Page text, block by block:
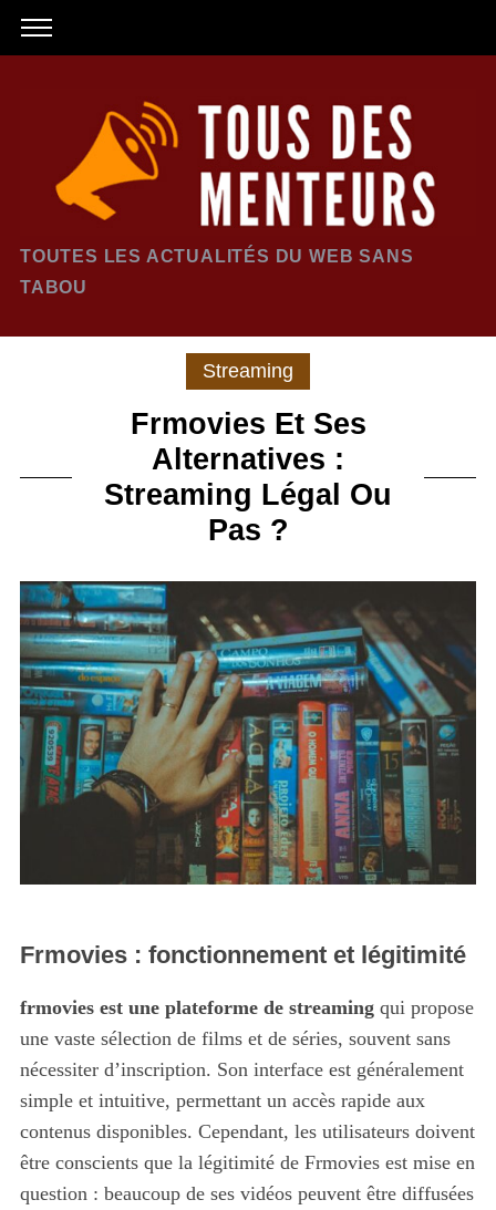
TOUTES LES ACTUALITÉS DU WEB SANS
TABOU
Streaming
Frmovies Et Ses
Alternatives :
Streaming Légal Ou
Pas ?
Frmovies : fonctionnement et légitimité
frmovies est une plateforme de streamingqui propose
une vaste sélection de films et de séries, souvent sans
nécessiter d’inscription. Son interface est généralement
simple et intuitive, permettant un accès rapide aux
contenus disponibles. Cependant, les utilisateurs doivent
être conscients que la légitimité de Frmovies est mise en
question : beaucoup de ses vidéos peuvent être diffusées